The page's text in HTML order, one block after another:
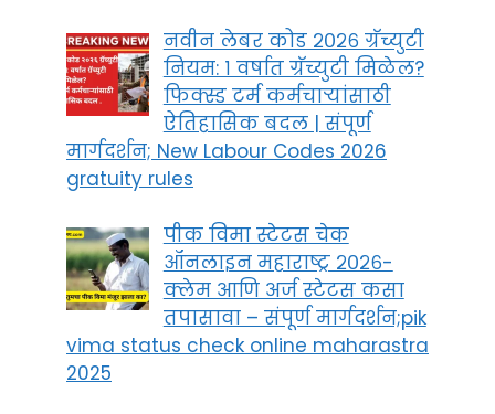
नवीन लेबर कोड २०२६ ग्रॅच्युटी
नियम: १ वर्षात ग्रॅच्युटी मिळेल?
फिक्स्ड टर्म कर्मचाऱ्यांसाठी
ऐतिहासिक बदल | संपूर्ण
मार्गदर्शन; New Labour Codes 2026
gratuity rules
पीक विमा स्टेटस चेक
ऑनलाइन महाराष्ट्र २०२६-
क्लेम आणि अर्ज स्टेटस कसा
तपासावा – संपूर्ण मार्गदर्शन;pik
vima status check online maharastra
2025